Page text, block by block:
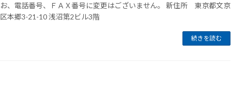
お、電話番号、ＦＡＸ番号に変更はございません。 新住所 東京都文京
区本郷3-21-10 浅沼第2ビル3階
続きを読む